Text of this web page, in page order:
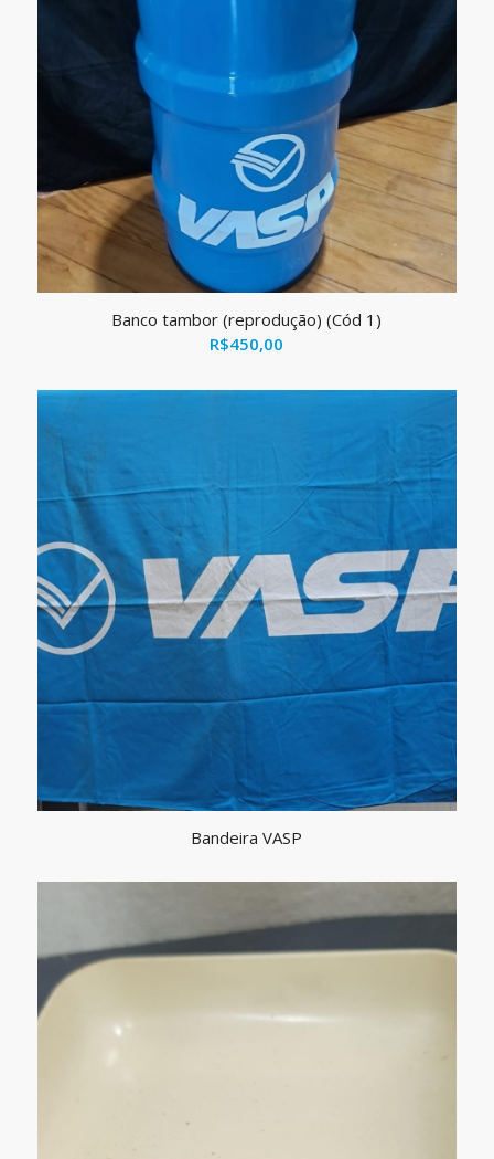
Banco tambor (reprodução) (Cód 1)
R$450,00
Bandeira VASP